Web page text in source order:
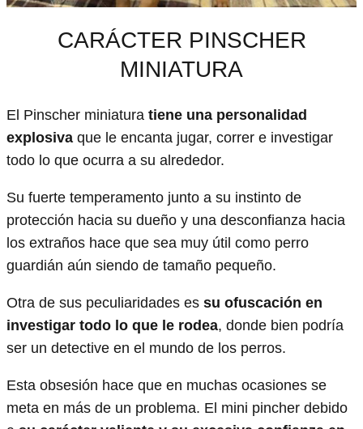
CARÁCTER PINSCHER
MINIATURA
El Pinscher miniatura tiene una personalidad
explosiva que le encanta jugar, correr e investigar
todo lo que ocurra a su alrededor.
Su fuerte temperamento junto a su instinto de
protección hacia su dueño y una desconfianza hacia
los extraños hace que sea muy útil como perro
guardián aún siendo de tamaño pequeño.
Otra de sus peculiaridades es su ofuscación en
investigar todo lo que le rodea, donde bien podría
ser un detective en el mundo de los perros.
Esta obsesión hace que en muchas ocasiones se
meta en más de un problema. El mini pincher debido